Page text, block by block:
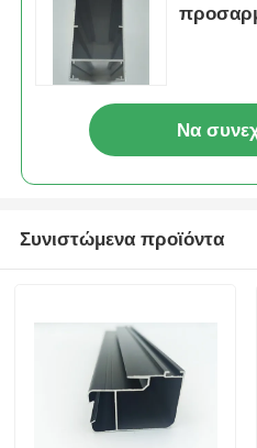
Να
Συνιστώμενα προϊόντα